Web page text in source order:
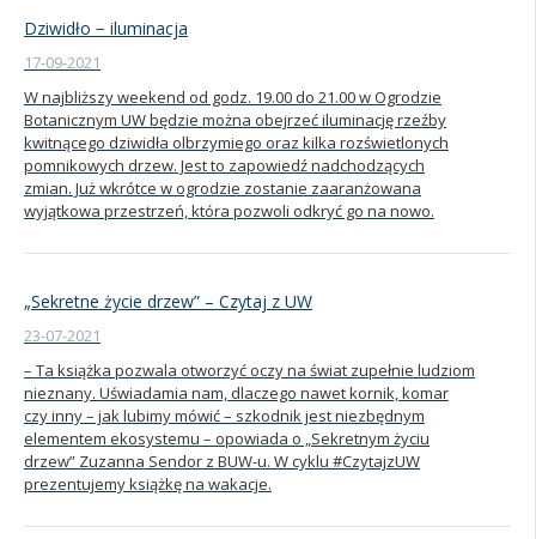
Dziwidło − iluminacja
17-09-2021
W najbliższy weekend od godz. 19.00 do 21.00 w Ogrodzie
Botanicznym UW będzie można obejrzeć iluminację rzeźby
kwitnącego dziwidła olbrzymiego oraz kilka rozświetlonych
pomnikowych drzew. Jest to zapowiedź nadchodzących
zmian. Już wkrótce w ogrodzie zostanie zaaranżowana
wyjątkowa przestrzeń, która pozwoli odkryć go na nowo.
„Sekretne życie drzew” – Czytaj z UW
23-07-2021
– Ta książka pozwala otworzyć oczy na świat zupełnie ludziom
nieznany. Uświadamia nam, dlaczego nawet kornik, komar
czy inny – jak lubimy mówić – szkodnik jest niezbędnym
elementem ekosystemu – opowiada o „Sekretnym życiu
drzew” Zuzanna Sendor z BUW-u. W cyklu #CzytajzUW
prezentujemy książkę na wakacje.